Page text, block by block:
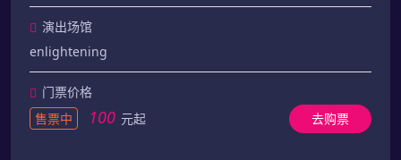
演出场馆
enlightening
门票价格
售票中
100 元起 去购票